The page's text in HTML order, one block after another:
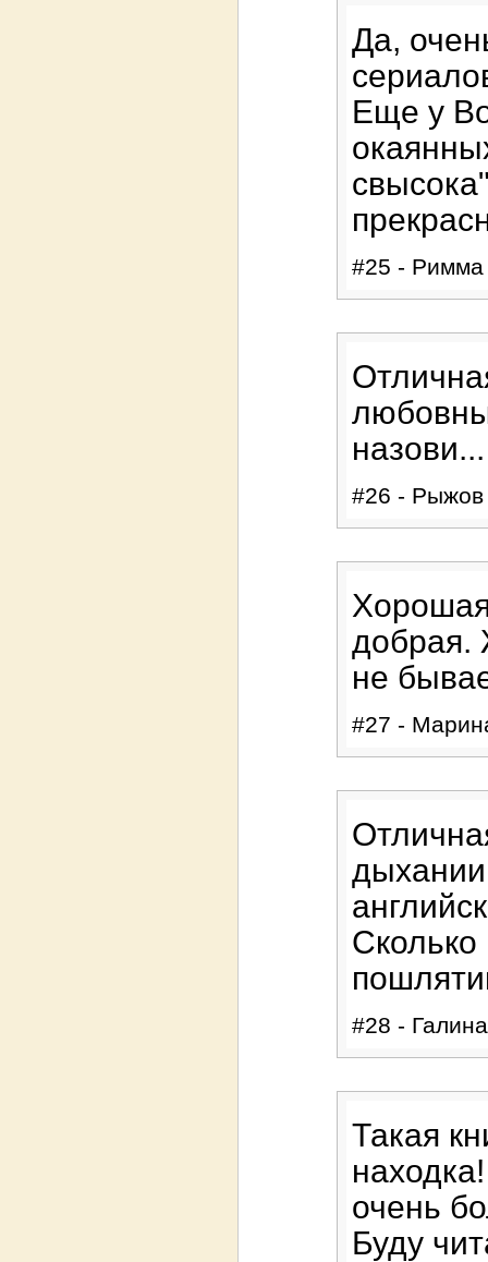
Да,
Еще у
#25 - Римма
назови...
#26 - Рыжов
добрая.
не
#27 -
#28 -
Такая
очень
Буду